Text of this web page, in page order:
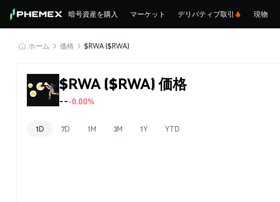
暗号資産を購入 マーケット デリバティブ取引 現物
ホーム 価格 $RWA ($RWA)
$RWA ($RWA) 価格
---0.00%
1D 7D 1M 3M 1Y YTD